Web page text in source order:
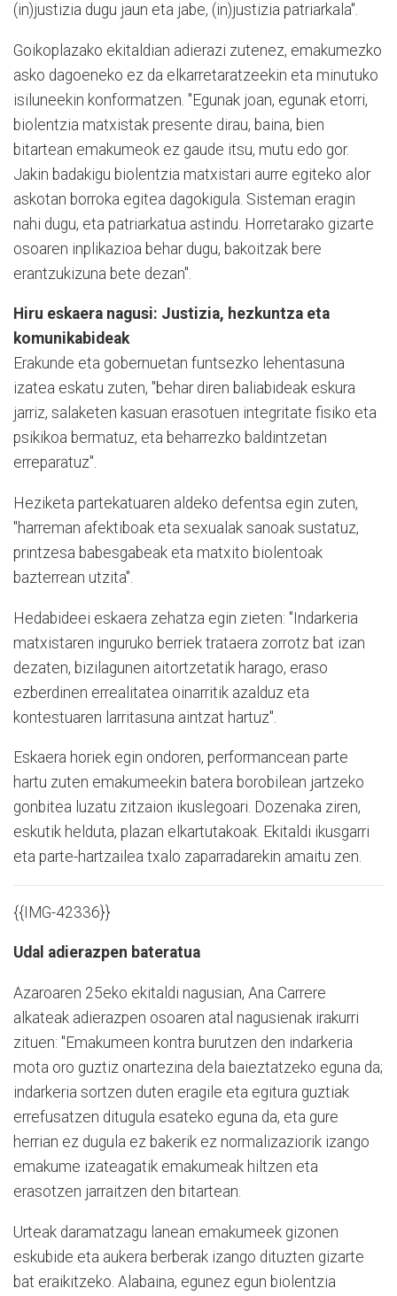
(in)justizia dugu jaun eta jabe, (in)justizia patriarkala".
Goikoplazako ekitaldian adierazi zutenez, emakumezko
asko dagoeneko ez da elkarretaratzeekin eta minutuko
isiluneekin konformatzen. "Egunak joan, egunak etorri,
biolentzia matxistak presente dirau, baina, bien
bitartean emakumeok ez gaude itsu, mutu edo gor.
Jakin badakigu biolentzia matxistari aurre egiteko alor
askotan borroka egitea dagokigula. Sisteman eragin
nahi dugu, eta patriarkatua astindu. Horretarako gizarte
osoaren inplikazioa behar dugu, bakoitzak bere
erantzukizuna bete dezan".
Hiru eskaera nagusi: Justizia, hezkuntza eta
komunikabideak
Erakunde eta gobernuetan funtsezko lehentasuna
izatea eskatu zuten, "behar diren baliabideak eskura
jarriz, salaketen kasuan erasotuen integritate fisiko eta
psikikoa bermatuz, eta beharrezko baldintzetan
erreparatuz".
Heziketa partekatuaren aldeko defentsa egin zuten,
"harreman afektiboak eta sexualak sanoak sustatuz,
printzesa babesgabeak eta matxito biolentoak
bazterrean utzita".
Hedabideei eskaera zehatza egin zieten: "Indarkeria
matxistaren inguruko berriek trataera zorrotz bat izan
dezaten, bizilagunen aitortzetatik harago, eraso
ezberdinen errealitatea oinarritik azalduz eta
kontestuaren larritasuna aintzat hartuz".
Eskaera horiek egin ondoren, performancean parte
hartu zuten emakumeekin batera borobilean jartzeko
gonbitea luzatu zitzaion ikuslegoari. Dozenaka ziren,
eskutik helduta, plazan elkartutakoak. Ekitaldi ikusgarri
eta parte-hartzailea txalo zaparradarekin amaitu zen.
{{IMG-42336}}
Udal adierazpen bateratua
Azaroaren 25eko ekitaldi nagusian, Ana Carrere
alkateak adierazpen osoaren atal nagusienak irakurri
zituen: "Emakumeen kontra burutzen den indarkeria
mota oro guztiz onartezina dela baieztatzeko eguna da;
indarkeria sortzen duten eragile eta egitura guztiak
errefusatzen ditugula esateko eguna da, eta gure
herrian ez dugula ez bakerik ez normalizaziorik izango
emakume izateagatik emakumeak hiltzen eta
erasotzen jarraitzen den bitartean.
Urteak daramatzagu lanean emakumeek gizonen
eskubide eta aukera berberak izango dituzten gizarte
bat eraikitzeko. Alabaina, egunez egun biolentzia